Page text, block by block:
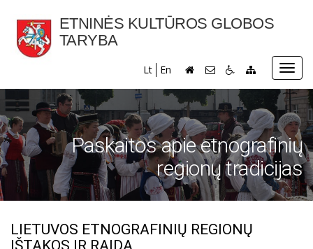
ETNINĖS KULTŪROS GLOBOS
TARYBA
Lt En
Paskaitos apie etnografinių
regionų tradicijas
LIETUVOS ETNOGRAFINIŲ REGIONŲ
IŠTAKOS IR RAIDA